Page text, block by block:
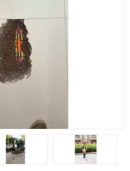
排水管道漏水
管道疏通